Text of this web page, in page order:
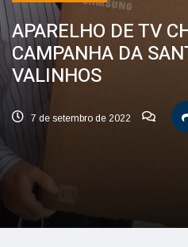
APARELHO DE TV
CAMPANHA DA
VALINHOS
7 de setembro de 2022